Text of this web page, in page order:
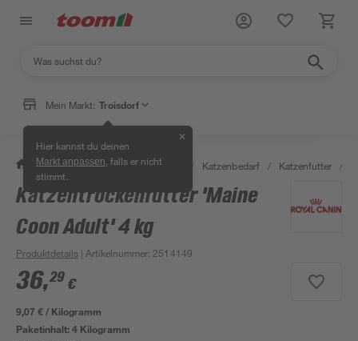
Mein Markt: Troisdorf
Hier kannst du deinen
Markt anpassen , falls er nicht
stimmt.
✕
/ Garten & Freizeit / Tierbedarf / Katzenbedarf / Katzenfutter /
Katzentrockenfutter 'Maine
Coon Adult' 4 kg
Produktdetails | Artikelnummer: 2514149
36,29 €
9,07 € / Kilogramm
Paketinhalt:4 Kilogramm